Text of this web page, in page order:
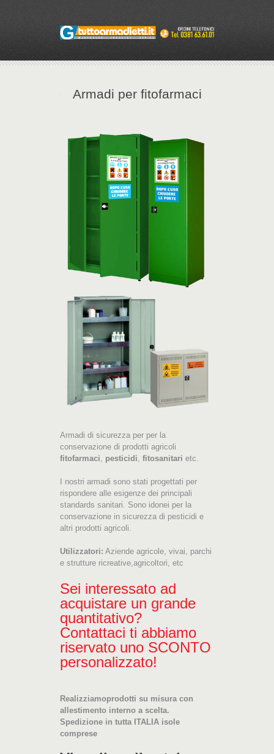
Armadi per fitofarmaci
Armadi di sicurezza per per la
conservazione di prodotti agricoli
fitofarmaci
pesticidi fitosanitari etc.
I nostri armadi sono stati progettati per
rispondere alle esigenze dei principali
standards sanitari. Sono idonei per la
conservazione in sicurezza di pesticidi e
altri prodotti agricoli.
Utilizzatori: Aziende agricole, vivai, parchi
e strutture ricreative,agricoltori, etc
Sei interessato ad
acquistare un grande
quantitativo?
Contattaci ti abbiamo
riservato uno SCONTO
personalizzato!
Realizziamoprodotti su misura con
allestimento interno a scelta.
Spedizione in tutta ITALIA isole
comprese